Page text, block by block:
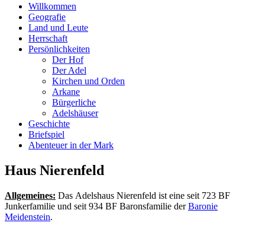
Willkommen
Geografie
Land und Leute
Herrschaft
Persönlichkeiten
Der Hof
Der Adel
Kirchen und Orden
Arkane
Bürgerliche
Adelshäuser
Geschichte
Briefspiel
Abenteuer in der Mark
Haus Nierenfeld
Allgemeines: Das Adelshaus Nierenfeld ist eine seit 723 BF
Junkerfamilie und seit 934 BF Baronsfamilie derBaronie
Meidenstein.